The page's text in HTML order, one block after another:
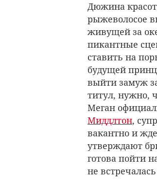
Дюжина
рыжеволосое
живущей за
пикантные
ставить на
будущей
выйти замуж
титул, нужно,
Меган
Миддлтон,
вакантно и
утверждают
готова пойти
не